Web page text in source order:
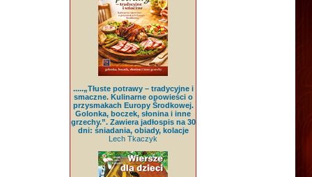
.....„Tłuste potrawy – tradycyjne i
smaczne. Kulinarne opowieści o
przysmakach Europy Środkowej.
Golonka, boczek, słonina i inne
grzechy.”. Zawiera jadłospis na 30
dni: śniadania, obiady, kolacje
Lech Tkaczyk